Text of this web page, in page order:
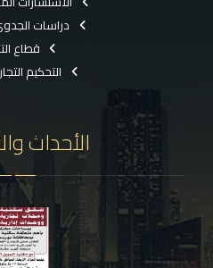
دراسات
قطاع
التحكيم
الأحداث